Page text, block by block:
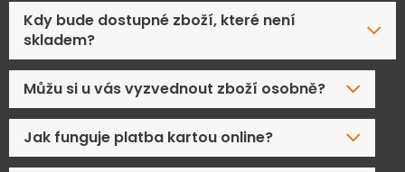
Kdy bude dostupné zboží, které není
skladem?
Můžu si u vás vyzvednout zboží osobně?
Jak funguje platba kartou online?